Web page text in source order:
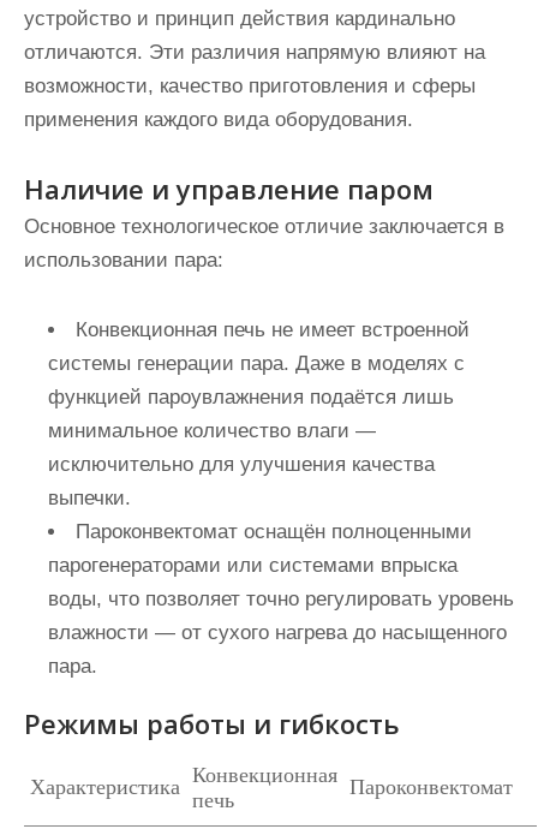
устройство и принцип действия кардинально
отличаются. Эти различия напрямую влияют на
возможности, качество приготовления и сферы
применения каждого вида оборудования.
Наличие и управление паром
Основное технологическое отличие заключается в
использовании пара:
Конвекционная печь не имеет встроенной
системы генерации пара. Даже в моделях с
функцией пароувлажнения подаётся лишь
минимальное количество влаги —
исключительно для улучшения качества
выпечки.
Пароконвектомат оснащён полноценными
парогенераторами или системами впрыска
воды, что позволяет точно регулировать уровень
влажности — от сухого нагрева до насыщенного
пара.
Режимы работы и гибкость
Характеристика Конвекционная
печь
Пароконвектомат